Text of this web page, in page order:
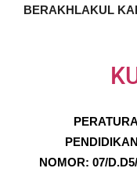
BERAKHLAKUL
NOMOR: 07/